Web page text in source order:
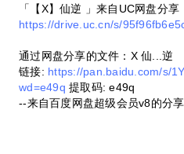
「【X】仙逆 」来自UC网盘分享
https://drive.uc.cn/s/
通过网盘分享的文件：X 仙...逆
链接: https://pan.baidu.com/s/
wd=e49q 提取码: e49q
--来自百度网盘超级会员v8的分享